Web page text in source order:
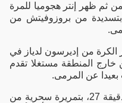
ثم ظهر إنتر هجوميا للمرة
في اللقاء في الدقيقة 20، بتسديدة من بروزوفيتش من
الكرة من إديرسون لدياز في
من خارج المنطقة مستغلا تقدم
بعيدا عن المرمى.
وأتى الرد سريعأ من السيتي في الدقيقة 27، بتمريرة سحرية من